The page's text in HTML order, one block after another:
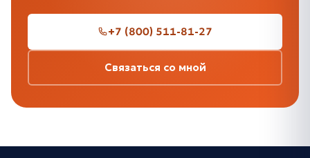
+7 (800) 511-81-27
Связаться со мной